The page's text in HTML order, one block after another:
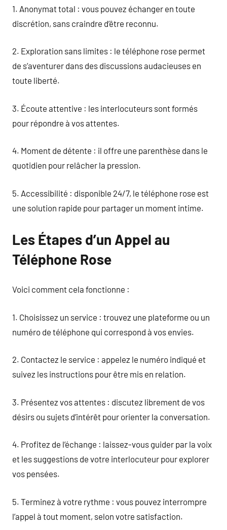
1. Anonymat total : vous pouvez échanger en toute
discrétion, sans craindre d’être reconnu.
2. Exploration sans limites : le téléphone rose permet
de s’aventurer dans des discussions audacieuses en
toute liberté.
3. Écoute attentive : les interlocuteurs sont formés
pour répondre à vos attentes.
4. Moment de détente : il offre une parenthèse dans le
quotidien pour relâcher la pression.
5. Accessibilité : disponible 24/7, le téléphone rose est
une solution rapide pour partager un moment intime.
Les Étapes d’un Appel au
Téléphone Rose
Voici comment cela fonctionne :
1. Choisissez un service : trouvez une plateforme ou un
numéro de téléphone qui correspond à vos envies.
2. Contactez le service : appelez le numéro indiqué et
suivez les instructions pour être mis en relation.
3. Présentez vos attentes : discutez librement de vos
désirs ou sujets d’intérêt pour orienter la conversation.
4. Profitez de l’échange : laissez-vous guider par la voix
et les suggestions de votre interlocuteur pour explorer
vos pensées.
5. Terminez à votre rythme : vous pouvez interrompre
l’appel à tout moment, selon votre satisfaction.